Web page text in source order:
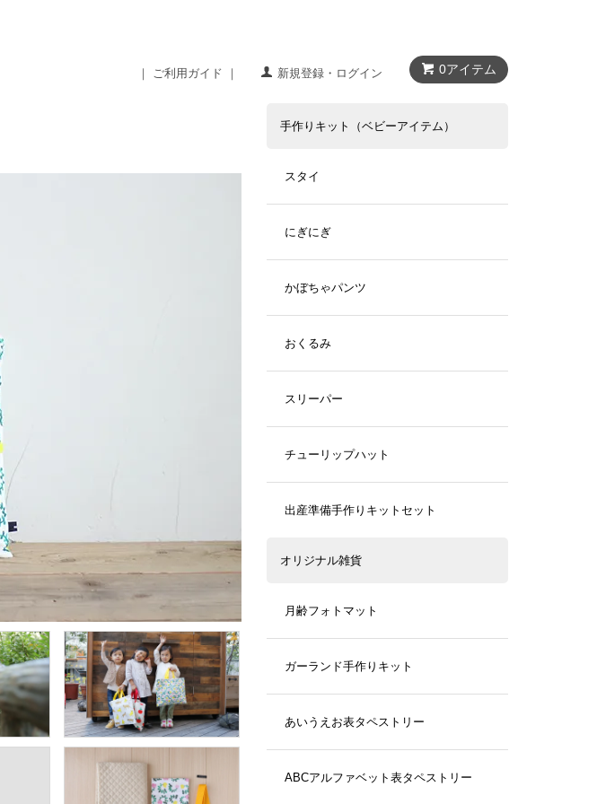
0アイテム
｜ ご利用ガイド ｜ 新規登録・ログイン
手作りキット（ベビーアイテム）
スタイ
にぎにぎ
かぼちゃパンツ
おくるみ
スリーパー
チューリップハット
出産準備手作りキットセット
オリジナル雑貨
月齢フォトマット
ガーランド手作りキット
あいうえお表タペストリー
ABCアルファベット表タペストリー